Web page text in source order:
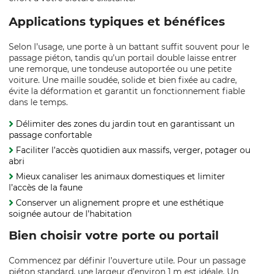
Applications typiques et bénéfices
Selon l’usage, une porte à un battant suffit souvent pour le
passage piéton, tandis qu’un portail double laisse entrer
une remorque, une tondeuse autoportée ou une petite
voiture. Une maille soudée, solide et bien fixée au cadre,
évite la déformation et garantit un fonctionnement fiable
dans le temps.
Délimiter des zones du jardin tout en garantissant un
passage confortable
Faciliter l’accès quotidien aux massifs, verger, potager ou
abri
Mieux canaliser les animaux domestiques et limiter
l’accès de la faune
Conserver un alignement propre et une esthétique
soignée autour de l’habitation
Bien choisir votre porte ou portail
Commencez par définir l’ouverture utile. Pour un passage
piéton standard, une largeur d’environ 1 m est idéale. Un